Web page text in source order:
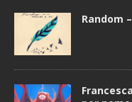
Random